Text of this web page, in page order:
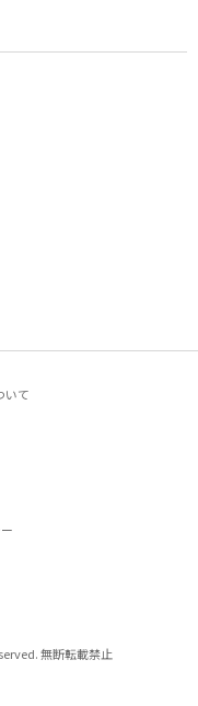
いて
無断転載禁止